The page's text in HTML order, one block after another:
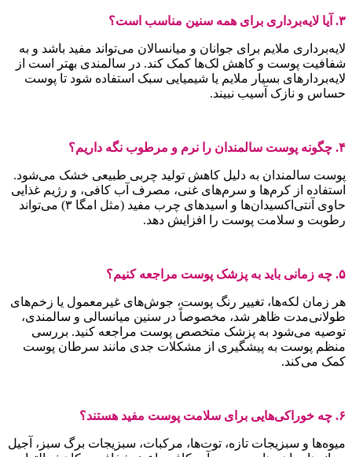
۳. آیا لایه‌برداری برای همه سنین مناسب است؟
لایه‌برداری ملایم برای جوانان و میانسالان می‌تواند مفید باشد و به
شفافیت پوست و کاهش لک‌ها کمک کند. در سالمندی بهتر است از
لایه‌بردارهای بسیار ملایم یا شیمیایی سبک استفاده شود تا پوست
حساس و نازک آسیب نبیند.
۴. چگونه پوست سالمندان را نرم و مرطوب نگه داریم؟
پوست سالمندان به دلیل کاهش تولید چربی طبیعی خشک می‌شود.
استفاده از کرم‌ها و سرم‌های غنی، مصرف آب کافی، و رژیم غذایی
حاوی آنتی‌اکسیدان‌ها و اسیدهای چرب مفید (مثل امگا ۳) می‌تواند
رطوبت و سلامت پوست را افزایش دهد.
۵. چه زمانی باید به پزشک پوست مراجعه کنیم؟
هر زمان لکه‌ها، تغییر رنگ پوست، جوش‌های غیرمعمول یا زخم‌های
طولانی‌مدت ظاهر شد، مخصوصاً در سنین میانسالی و سالمندی،
توصیه می‌شود به پزشک متخصص پوست مراجعه کنید. بررسی
منظم پوست به پیشگیری از مشکلات جدی مانند سرطان پوست
کمک می‌کند.
۶. چه خوراکی‌هایی برای سلامت پوست مفید هستند؟
میوه‌ها و سبزیجات تازه، توت‌ها، مرکبات، سبزیجات برگ سبز، آجیل